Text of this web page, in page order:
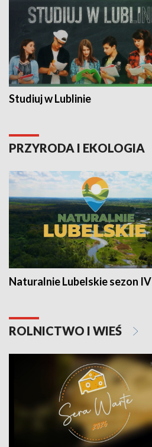
Studiuj w Lublinie
PRZYRODA I EKOLOGIA
Naturalnie Lubelskie sezon IV
ROLNICTWO I WIEŚ